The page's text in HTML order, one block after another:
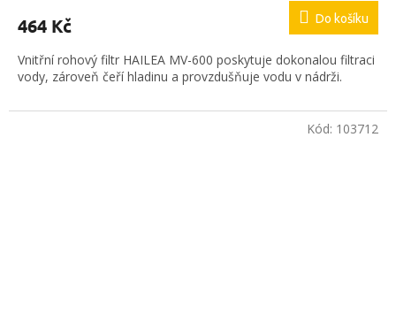
464 Kč Do košíku
Vnitřní rohový filtr HAILEA MV-600 poskytuje dokonalou filtraci
vody, zároveň čeří hladinu a provzdušňuje vodu v nádrži.
Kód: 103712